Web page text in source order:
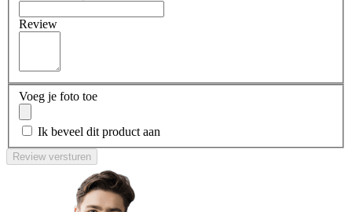
Review
Voeg je foto toe
Ik beveel dit product aan
Review versturen